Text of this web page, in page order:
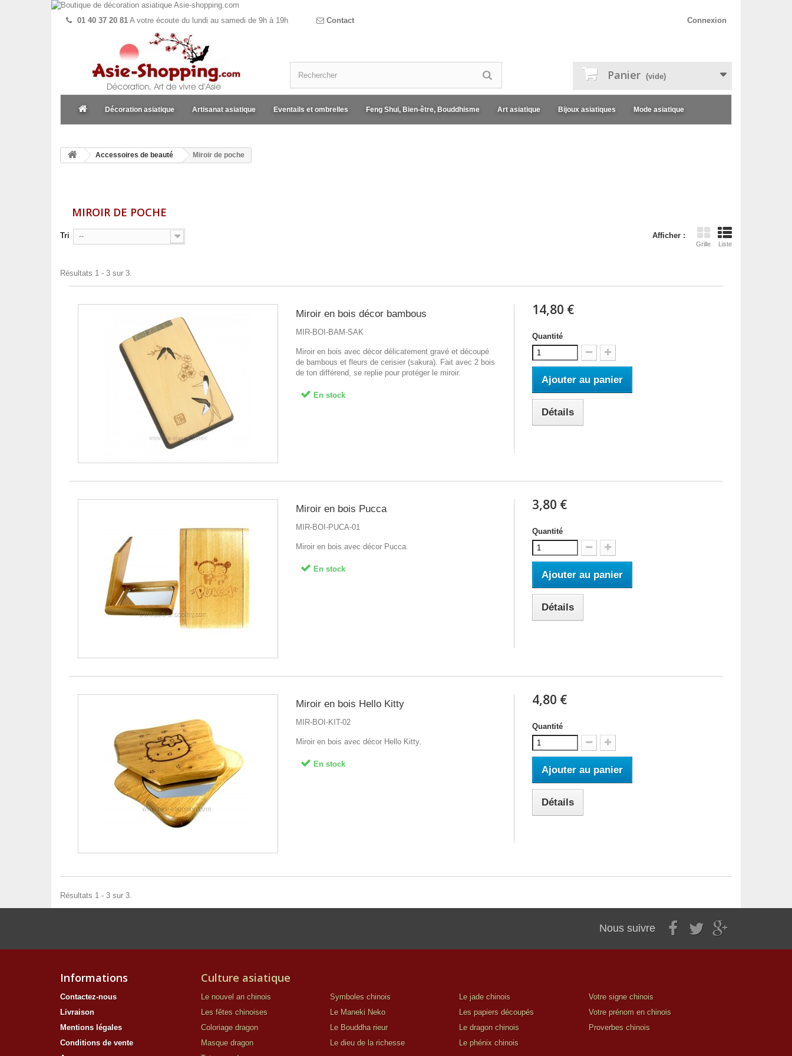
Connexion
01 40 37 20 81 A votre écoute du lundi au samedi de 9h à 19h Contact
Panier (vide)
Décoration asiatique Artisanat asiatique Eventails et ombrelles Feng Shui, Bien-être, Bouddhisme Art asiatique Bijoux asiatiques Mode asiatique
Accessoires de beauté Miroir de poche
MIROIR DE POCHE
Afficher :
Grille Liste
Tri --
Résultats 1 - 3 sur 3.
Miroir en bois décor bambous
MIR-BOI-BAM-SAK
Miroir en bois avec décor délicatement gravé et découpé
de bambous et fleurs de cerisier (sakura). Fait avec 2 bois
de ton différend, se replie pour protéger le miroir.
En stock
14,80 €
Quantité
Ajouter au panier
Détails
Miroir en bois Pucca
MIR-BOI-PUCA-01
Miroir en bois avec décor Pucca.
En stock
3,80 €
Quantité
Ajouter au panier
Détails
Miroir en bois Hello Kitty
MIR-BOI-KIT-02
Miroir en bois avec décor Hello Kitty.
En stock
4,80 €
Quantité
Ajouter au panier
Détails
Résultats 1 - 3 sur 3.
Nous suivre
Informations
Contactez-nous
Livraison
Mentions légales
Conditions de vente
Culture asiatique
Le nouvel an chinois
Les fêtes chinoises
Coloriage dragon
Masque dragon
Symboles chinois
Le Maneki Neko
Le Bouddha rieur
Le dieu de la richesse
Le jade chinois
Les papiers découpés
Le dragon chinois
Le phénix chinois
Votre signe chinois
Votre prénom en chinois
Proverbes chinois